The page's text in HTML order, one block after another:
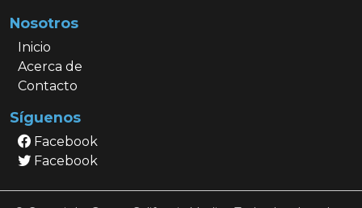
Nosotros
Inicio
Acerca de
Contacto
Síguenos
Facebook
Facebook